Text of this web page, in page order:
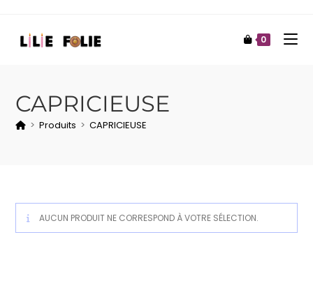
0
CAPRICIEUSE
> Produits > CAPRICIEUSE
AUCUN PRODUIT NE CORRESPOND À VOTRE SÉLECTION.